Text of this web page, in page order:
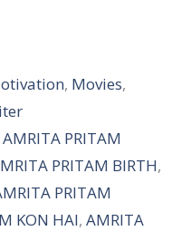
, Movies,
AMRITA PRITAM
PRITAM BIRTH,
PRITAM
KON HAI, AMRITA